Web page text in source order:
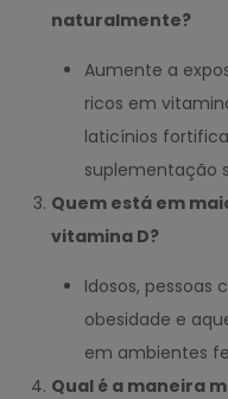
naturalmente?
Aumente a
ricos em
laticínios
suplementação
Quem está em
vitamina D?
Idosos, pessoas
obesidade e
em ambientes
Qual é a maneira